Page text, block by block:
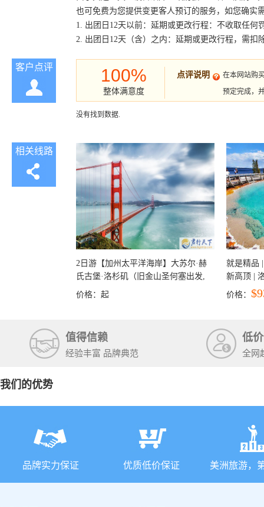
也可免费为您提供变更客人预订的服务，如您确实
1. 出团日12天以前：延期或更改行程：不收取任何
2. 出团日12天（含）之内：延期或更改行程，需
客户点评 100%
整体满意度
点评说明
在本网站购
预定完成，
没有找到数据.
相关线路
2日游【加州太平洋海岸】大苏尔·赫
氏古堡·洛杉矶（旧金山圣何塞出发,
洛杉矶结束）
价格： 起
就是精品
新高顶 |
彩穴+马
价格：
值得信赖
经验丰富 品牌典范
低
全网
我们的优势
品牌实力保证 优质低价保证 美洲旅游，